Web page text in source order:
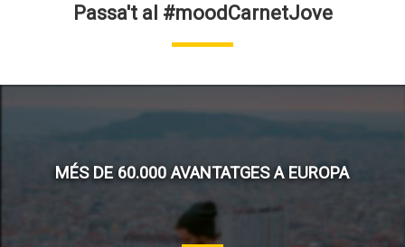
Passa't al #moodCarnetJove
MÉS DE 60.000 AVANTATGES A EUROPA